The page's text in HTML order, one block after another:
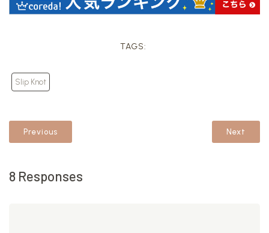
TAGS:
Slip Knot
Previous Next
8 Responses